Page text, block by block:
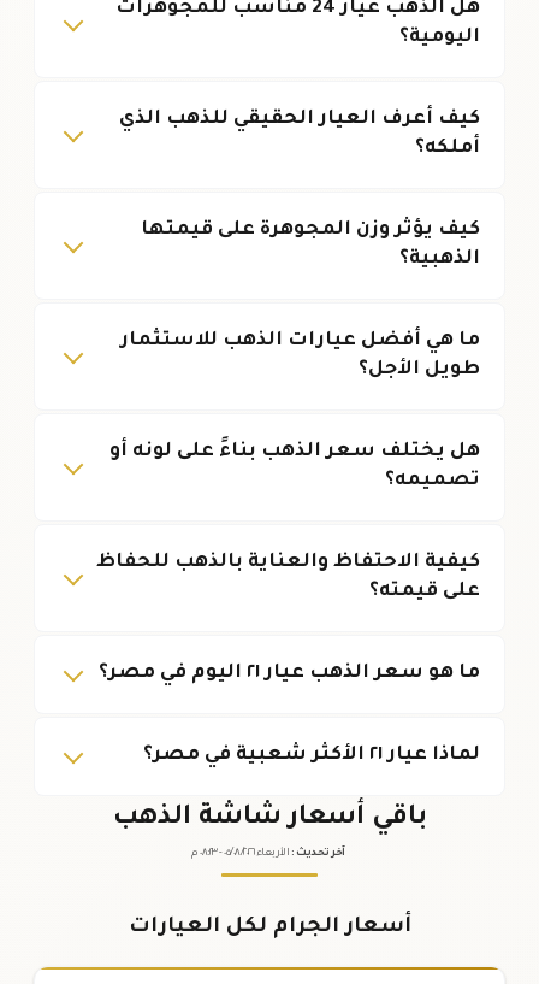
هل الذهب عيار 24 مناسب للمجوهرات
اليومية؟
كيف أعرف العيار الحقيقي للذهب الذي
أملكه؟
كيف يؤثر وزن المجوهرة على قيمتها
الذهبية؟
ما هي أفضل عيارات الذهب للاستثمار
طويل الأجل؟
هل يختلف سعر الذهب بناءً على لونه أو
تصميمه؟
كيفية الاحتفاظ والعناية بالذهب للحفاظ
على قيمته؟
ما هو سعر الذهب عيار ٢١ اليوم في مصر؟
لماذا عيار ٢١ الأكثر شعبية في مصر؟
باقي أسعار شاشة الذهب
آخر تحديث : الأربعاء ٠٥ /٠٨/٢٠٢٦ - ٠٨:٢٣م
أسعار الجرام لكل العيارات